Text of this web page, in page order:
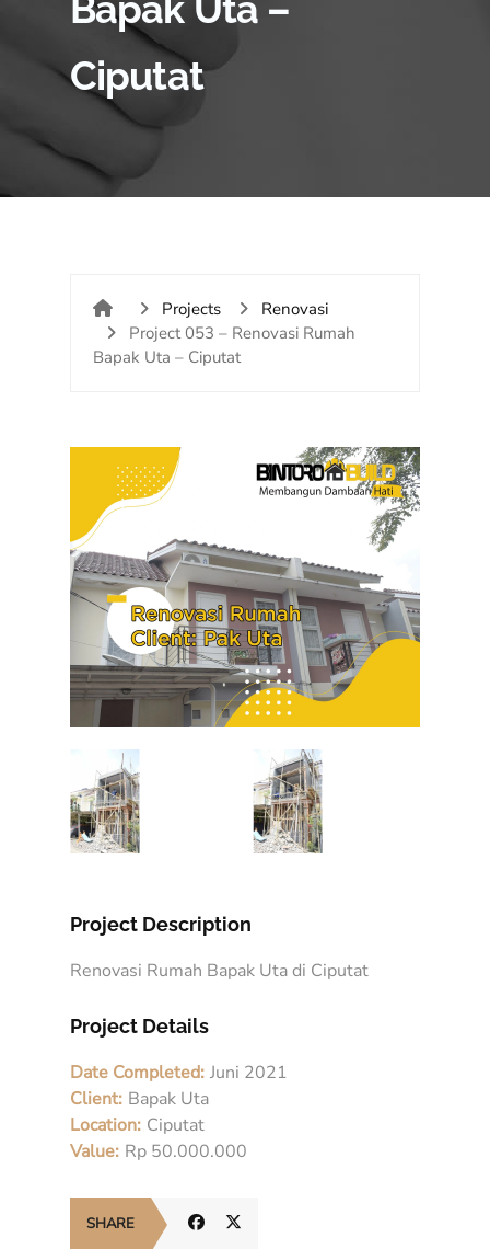
Ciputat
Projects
Renovasi
Project 053 – Renovasi Rumah
Bapak Uta – Ciputat
Project Description
Renovasi Rumah Bapak Uta di Ciputat
Project Details
Date Completed: Juni 2021
Client: Bapak Uta
Location: Ciputat
Value: Rp 50.000.000
SHARE